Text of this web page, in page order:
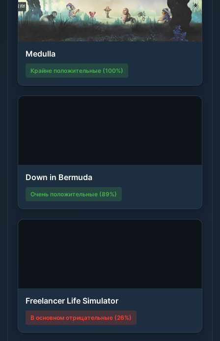
Medulla
Крайне положительные (100%)
Down in Bermuda
Очень положительные (89%)
Freelancer Life Simulator
В основном отрицательные (26%)